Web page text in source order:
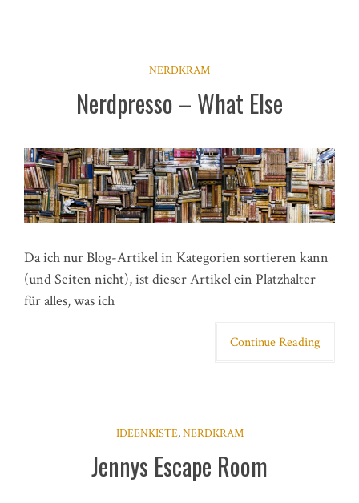
NERDKRAM
Nerdpresso – What Else
Da ich nur Blog-Artikel in Kategorien sortieren kann
(und Seiten nicht), ist dieser Artikel ein Platzhalter
für alles, was ich
Continue Reading
IDEENKISTE,NERDKRAM
Jennys Escape Room